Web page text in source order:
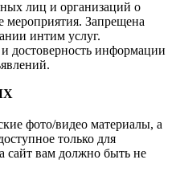
лиц и организаций о
мероприятия. Запрещена
интим услуг.
достоверность информации
фото/видео материалы, а
только для
сайт вам должно быть не